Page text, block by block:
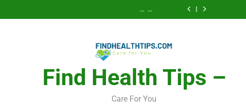
Activity, Free
Calculator: Any
Security
Calories Burned
Calculator: Any
Find Health Tips –
Care For You